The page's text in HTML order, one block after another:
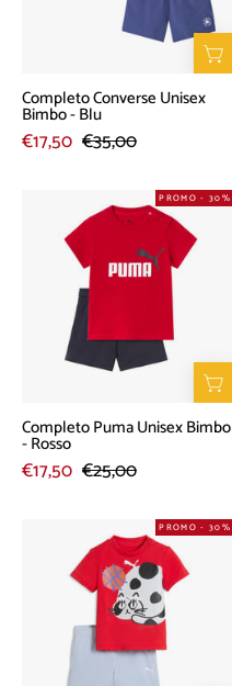
Completo Converse Unisex
Bimbo - Blu
€17,50 €35,00
Completo
Puma
Unisex
Bimbo
Rosso
PROMO - 30%
Completo Puma Unisex Bimbo
- Rosso
€17,50 €25,00
Completo
Puma
Unisex
Bimbo
Rosso
PROMO - 30%